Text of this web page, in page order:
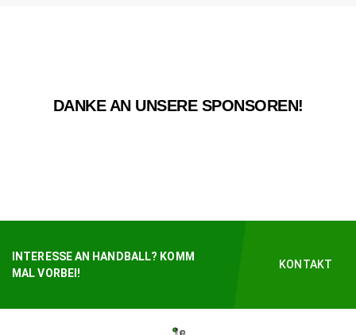
DANKE AN UNSERE SPONSOREN!
INTERESSE AN HANDBALL? KOMM
MAL VORBEI!
KONTAKT